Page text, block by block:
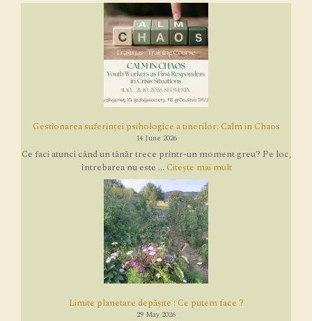
Gestionarea suferinței psihologice a tinerilor: Calm in Chaos
14 June 2026
Ce faci atunci când un tânăr trece printr-un moment greu? Pe loc,
întrebarea nu este ... Citește mai mult
Limite planetare depășite : Ce putem face ?
29 May 2026